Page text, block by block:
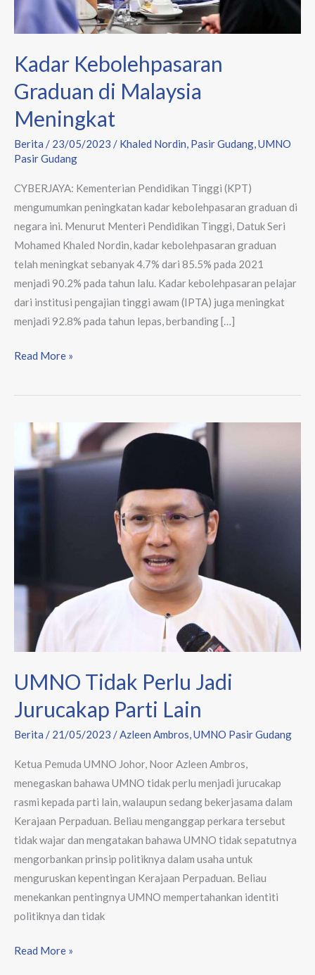
Kadar Kebolehpasaran
Graduan di Malaysia
Meningkat
Berita / 23/05/2023 / Khaled Nordin, Pasir Gudang,UMNO
Pasir Gudang
CYBERJAYA: Kementerian Pendidikan Tinggi (KPT)
mengumumkan peningkatan kadar kebolehpasaran graduan di
negara ini. Menurut Menteri Pendidikan Tinggi, Datuk Seri
Mohamed Khaled Nordin, kadar kebolehpasaran graduan
telah meningkat sebanyak 4.7% dari 85.5% pada 2021
menjadi 90.2% pada tahun lalu. Kadar kebolehpasaran pelajar
dari institusi pengajian tinggi awam (IPTA) juga meningkat
menjadi 92.8% pada tahun lepas, berbanding […]
Read More »
UMNO Tidak Perlu Jadi
Jurucakap Parti Lain
Berita / 21/05/2023 /Azleen Ambros,UMNO Pasir Gudang
Ketua Pemuda UMNO Johor, Noor Azleen Ambros,
menegaskan bahawa UMNO tidak perlu menjadi jurucakap
rasmi kepada parti lain, walaupun sedang bekerjasama dalam
Kerajaan Perpaduan. Beliau menganggap perkara tersebut
tidak wajar dan mengatakan bahawa UMNO tidak sepatutnya
mengorbankan prinsip politiknya dalam usaha untuk
menguruskan kepentingan Kerajaan Perpaduan. Beliau
menekankan pentingnya UMNO mempertahankan identiti
politiknya dan tidak
UMNO
Tidak
Perlu
Jurucakap
Parti
Read More »